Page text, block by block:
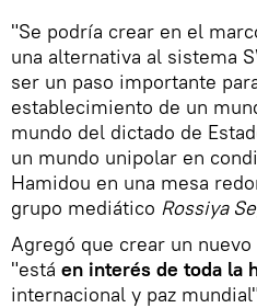
"Se podría crear en el
una alternativa al sistema
ser un paso importante
establecimiento de un
mundo del dictado de
un mundo unipolar en
Hamidou en una mesa
grupo mediático Rossiya
Agregó que crear un
"está en interés de toda la
internacional y paz